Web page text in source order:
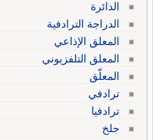
الدائرة
الدراجة الترادفية
المعلق الإذاعي
المعلق التلفزيوني
المعلّق
ترادفي
ترادفيا
جلخ